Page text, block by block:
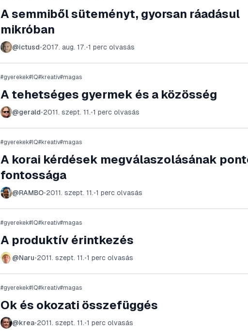
A semmiből süteményt, gyorsan ráadásul
mikróban
@ictusd•2017. aug. 17.•1 perc olvasás
#gyerekek#IQ#kreatív#magas
A tehetséges gyermek és a közösség
@gerald•2011. szept. 11.•1 perc olvasás
#gyerekek#IQ#kreatív#magas
A korai kérdések megválaszolásának
fontossága
@RAMBO•2011. szept. 11.•1 perc olvasás
#gyerekek#IQ#kreatív#magas
A produktív érintkezés
@Naru•2011. szept. 11.•1 perc olvasás
#gyerekek#IQ#kreatív#magas
Ok és okozati összefüggés
@krea•2011. szept. 11.•1 perc olvasás